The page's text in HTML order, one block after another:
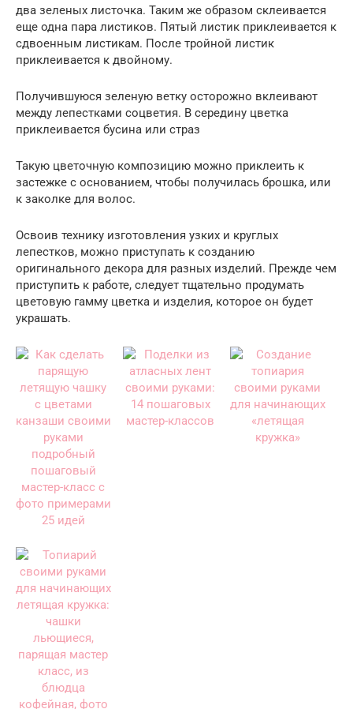
два зеленых листочка. Таким же образом склеивается
еще одна пара листиков. Пятый листик приклеивается к
сдвоенным листикам. После тройной листик
приклеивается к двойному.
Получившуюся зеленую ветку осторожно вклеивают
между лепестками соцветия. В середину цветка
приклеивается бусина или страз
Такую цветочную композицию можно приклеить к
застежке с основанием, чтобы получилась брошка, или
к заколке для волос.
Освоив технику изготовления узких и круглых
лепестков, можно приступать к созданию
оригинального декора для разных изделий. Прежде чем
приступить к работе, следует тщательно продумать
цветовую гамму цветка и изделия, которое он будет
украшать.